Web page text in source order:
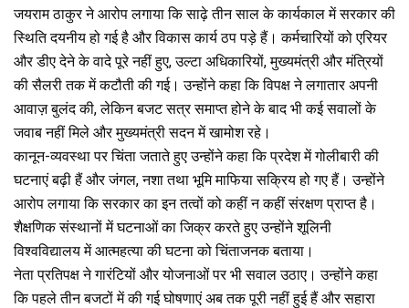
जयराम ठाकुर ने आरोप लगाया कि साढ़े तीन साल के कार्यकाल में सरकार की
स्थिति दयनीय हो गई है और विकास कार्य ठप पड़े हैं। कर्मचारियों को एरियर
और डीए देने के वादे पूरे नहीं हुए, उल्टा अधिकारियों, मुख्यमंत्री और मंत्रियों
की सैलरी तक में कटौती की गई। उन्होंने कहा कि विपक्ष ने लगातार अपनी
आवाज़ बुलंद की, लेकिन बजट सत्र समाप्त होने के बाद भी कई सवालों के
जवाब नहीं मिले और मुख्यमंत्री सदन में खामोश रहे।
कानून-व्यवस्था पर चिंता जताते हुए उन्होंने कहा कि प्रदेश में गोलीबारी की
घटनाएं बढ़ी हैं और जंगल, नशा तथा भूमि माफिया सक्रिय हो गए हैं। उन्होंने
आरोप लगाया कि सरकार का इन तत्वों को कहीं न कहीं संरक्षण प्राप्त है।
शैक्षणिक संस्थानों में घटनाओं का जिक्र करते हुए उन्होंने शूलिनी
विश्वविद्यालय में आत्महत्या की घटना को चिंताजनक बताया।
नेता प्रतिपक्ष ने गारंटियों और योजनाओं पर भी सवाल उठाए। उन्होंने कहा
कि पहले तीन बजटों में की गई घोषणाएं अब तक पूरी नहीं हुई हैं और सहारा